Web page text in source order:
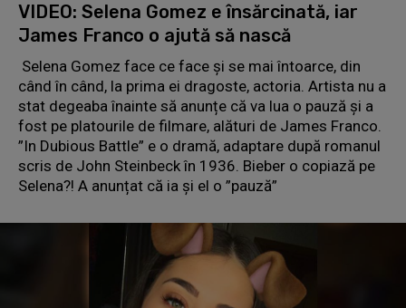
VIDEO: Selena Gomez e însărcinată, iar
James Franco o ajută să nască
Selena Gomez face ce face și se mai întoarce, din
când în când, la prima ei dragoste, actoria. Artista nu a
stat degeaba înainte să anunțe că va lua o pauză și a
fost pe platourile de filmare, alături de James Franco.
”In Dubious Battle” e o dramă, adaptare după romanul
scris de John Steinbeck în 1936. Bieber o copiază pe
Selena?! A anunțat că ia și el o ”pauză”